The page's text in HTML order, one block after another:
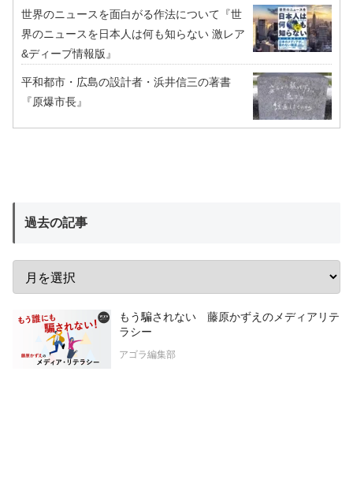
世界のニュースを面白がる作法について『世
界のニュースを日本人は何も知らない 激レア
&ディープ情報版』
平和都市・広島の設計者・浜井信三の著書
『原爆市長』
過去の記事
もう騙されない 藤原かずえのメディアリテ
ラシー
アゴラ編集部